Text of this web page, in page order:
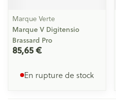
Marque Verte
Marque V Digitensio
Brassard Pro
85,65 €
En rupture de stock